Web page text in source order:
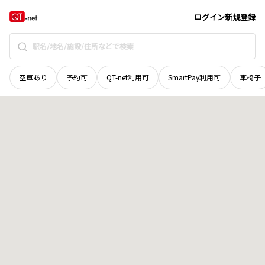
ログイン新規登録
空車あり 予約可 QT-net利用可 SmartPay利用可 車椅子
京都府